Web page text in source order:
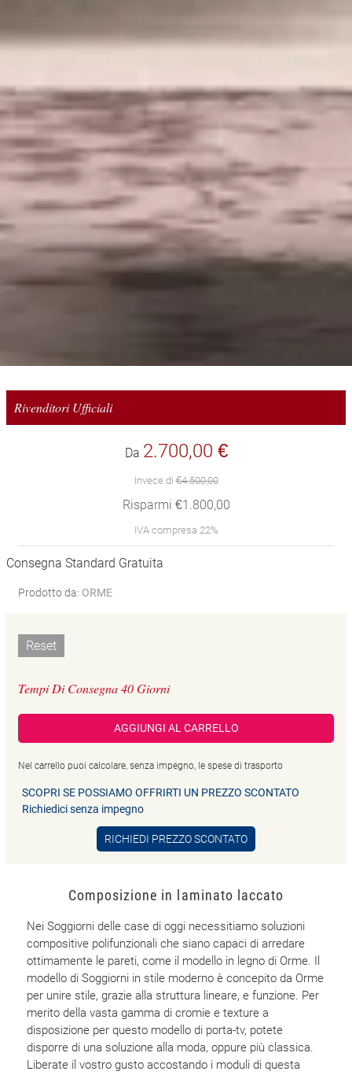
Rivenditori Ufficiali
Da 2.700,00 €
Invece di€4.500,00
Risparmi €1.800,00
IVA compresa 22%
Consegna Standard Gratuita
Prodotto da: ORME
Reset
Tempi Di Consegna 40 Giorni
AGGIUNGI AL CARRELLO
Nel carrello puoi calcolare, senza impegno, le spese di trasporto
SCOPRI SE POSSIAMO OFFRIRTI UN PREZZO SCONTATO
Richiedici senza impegno
RICHIEDI PREZZO SCONTATO
Composizione in laminato laccato
Nei Soggiorni delle case di oggi necessitiamo soluzioni
compositive polifunzionali che siano capaci di arredare
ottimamente le pareti, come il modello in legno di Orme. Il
modello di Soggiorni in stile moderno è concepito da Orme
per unire stile, grazie alla struttura lineare, e funzione. Per
merito della vasta gamma di cromie e texture a
disposizione per questo modello di porta-tv, potete
disporre di una soluzione alla moda, oppure più classica.
Liberate il vostro gusto accostando i moduli di questa